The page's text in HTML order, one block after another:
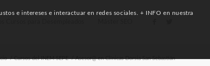
/ Cursos del INEM SEPE / Asesor@ en Clínicas Dorsia San Sebastián
e intereses e interactuar en redes sociales. + INFO en nuestra